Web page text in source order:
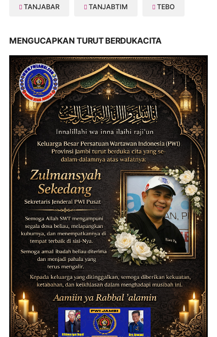
TANJABAR TANJABTIM TEBO
MENGUCAPKAN TURUT BERDUKACITA